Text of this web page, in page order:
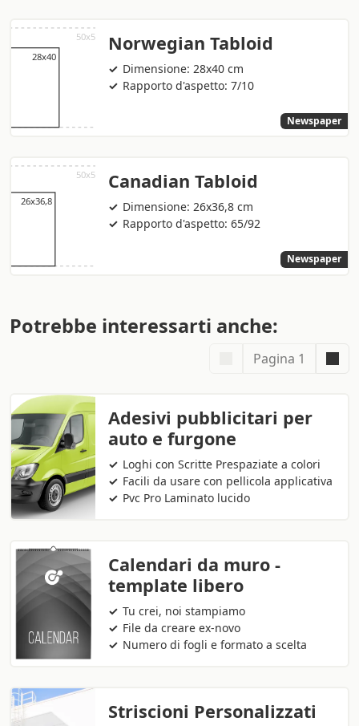
Norwegian Tabloid
Dimensione: 28x40 cm
Rapporto d'aspetto: 7/10
Newspaper
Canadian Tabloid
Dimensione: 26x36,8 cm
Rapporto d'aspetto: 65/92
Newspaper
Potrebbe interessarti anche:
Pagina 1
Adesivi pubblicitari per
auto e furgone
Loghi con Scritte Prespaziate a colori
Facili da usare con pellicola applicativa
Pvc Pro Laminato lucido
Calendari da muro -
template libero
Tu crei, noi stampiamo
File da creare ex-novo
Numero di fogli e formato a scelta
Striscioni Personalizzati